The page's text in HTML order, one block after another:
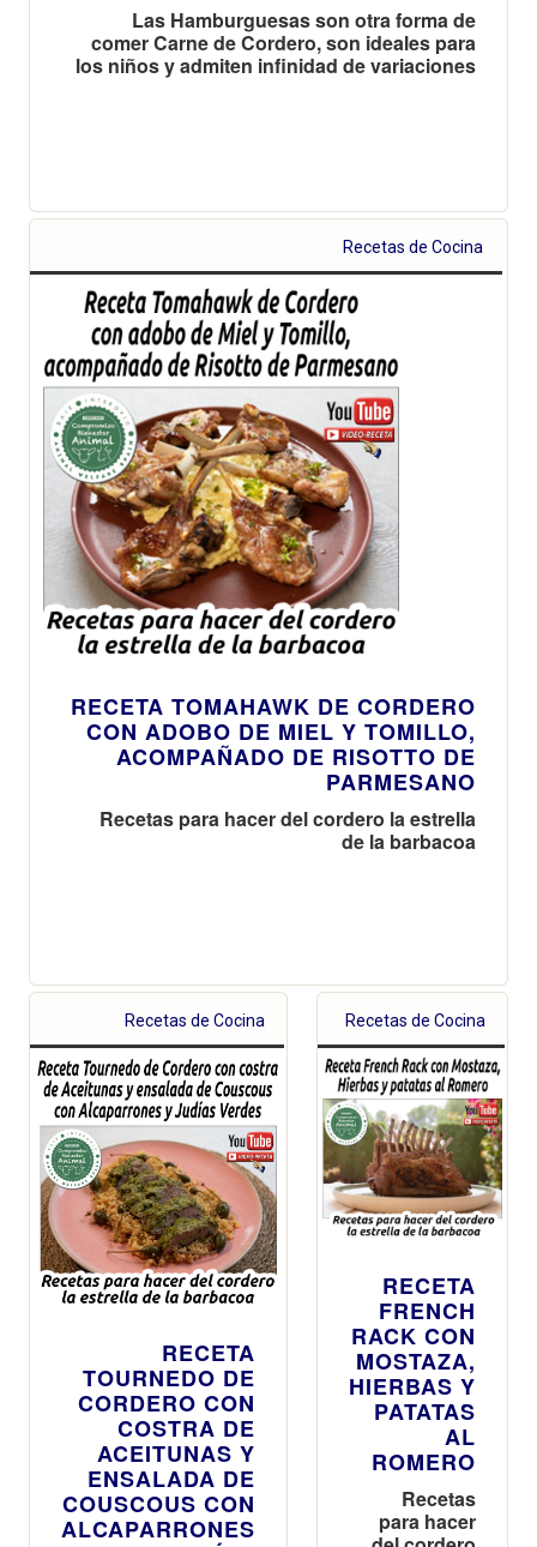
Las Hamburguesas son otra forma de
comer Carne de Cordero, son ideales para
los niños y admiten infinidad de variaciones
Recetas de Cocina
RECETA TOMAHAWK DE CORDERO
CON ADOBO DE MIEL Y TOMILLO,
ACOMPAÑADO DE RISOTTO DE
PARMESANO
Recetas para hacer del cordero la estrella
de la barbacoa
Recetas de Cocina
RECETA
TOURNEDO DE
CORDERO CON
COSTRA DE
ACEITUNAS Y
ENSALADA DE
COUSCOUS CON
ALCAPARRONES
Recetas de Cocina
RECETA
FRENCH
RACK CON
MOSTAZA,
HIERBAS Y
PATATAS
AL
ROMERO
Recetas
para hacer